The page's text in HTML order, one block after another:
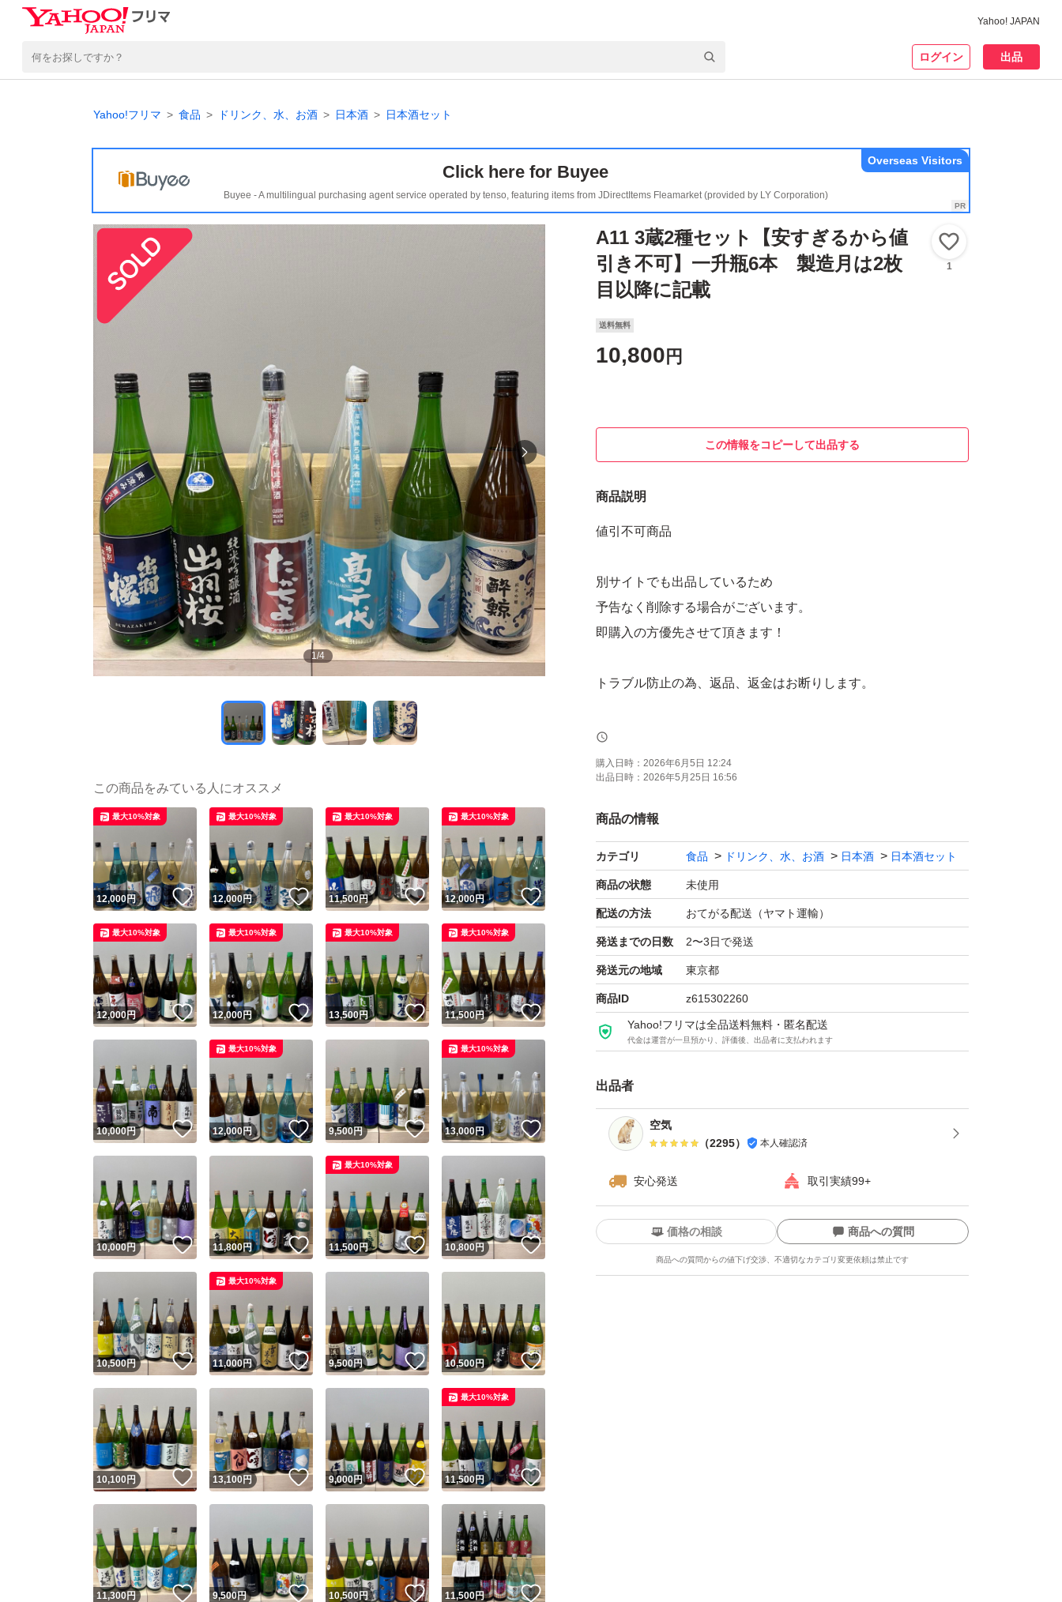
Yahoo! JAPAN
ログイン 出品
Yahoo!フリマ 食品 ドリンク、水、お酒 日本酒 日本酒セット
Click here for Buyee
Buyee - A multilingual purchasing agent service operated by tenso, featuring items from JDirectItems Fleamarket (provided by LY Corporation)
Overseas Visitors
1/4
A11 3蔵2種セット【安すぎるから値
引き不可】一升瓶6本 製造月は2枚
目以降に記載
1
送料無料
10,800 円
この情報をコピーして出品する
商品説明
値引不可商品
別サイトでも出品しているため
予告なく削除する場合がございます。
即購入の方優先させて頂きます！
トラブル防止の為、返品、返金はお断りします。
よろしくお願いします！！
【お願い】
・・Yahoo!フリマの仕様につきクール便での発送は行なっており
・20歳未満の方には販売しません。
・段ボールでの発送中に割れてしまう事があったため、お酒用の
P箱で発送しております！
・段ボールご希望の際は購入後にメッセージでご連絡ください。
さい。
・日曜日、月曜日は発送をお休みさせて頂く場合がございます
が、ご了承下さい。
四合瓶はサイズの都合上ダンボールでの発送がメインとなりま
す。
獺祭、十四代、黒龍、而今、鍋島、勝駒、花邑、花陽浴、新政、
澤屋まつもと、大吟醸、純米大吟醸、日本酒、亜麻猫、陽乃鳥、
天蛙、プレミア酒、日本酒、山本、冩楽、飛露喜、十四代、磯自
購入日時： 2026年6月5日 12:24
出品日時： 2026年5月25日 16:56
商品の情報
カテゴリ 食品 ドリンク、水、お酒 日本酒 日本酒セット
商品の状態 未使用
配送の方法 おてがる配送（ヤマト運輸）
発送までの日数 2〜3日で発送
発送元の地域 東京都
商品ID z615302260
Yahoo!フリマは全品送料無料・匿名配送
代金は運営が一旦預かり、評価後、出品者に支払われます
出品者
空気
（2295） 本人確認済
安心発送 取引実績99+
ユーザーの実績について
価格の相談 商品への質問
商品への質問からの値下げ交渉、不適切なカテゴリ変更依頼は禁止です
この商品をみている人にオススメ
12,000円 いいね！
最大10%対象
12,000円 いいね！
最大10%対象
11,500円 いいね！
最大10%対象
12,000円 いいね！
最大10%対象
12,000円 いいね！
最大10%対象
12,000円 いいね！
最大10%対象
13,500円 いいね！
最大10%対象
11,500円 いいね！
最大10%対象
10,000円 いいね！
12,000円 いいね！
最大10%対象
9,500円 いいね！
13,000円 いいね！
最大10%対象
10,000円 いいね！
11,800円 いいね！
11,500円 いいね！
最大10%対象
10,800円 いいね！
10,500円 いいね！
11,000円 いいね！
最大10%対象
9,500円 いいね！
10,500円 いいね！
10,100円 いいね！
13,100円 いいね！
9,000円 いいね！
11,500円 いいね！
最大10%対象
11,300円 いいね！
9,500円 いいね！
10,500円 いいね！
11,500円 いいね！